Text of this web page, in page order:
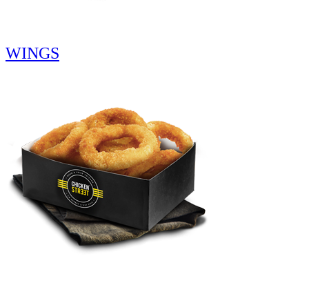
WINGS